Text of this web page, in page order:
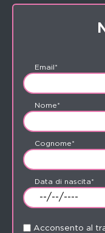
Email*
Nome*
Cognome*
Data di nascita*
Acconsento al